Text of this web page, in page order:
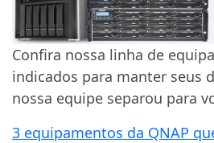
Confira nossa linha de
indicados para manter seus
nossa equipe separou para
3 equipamentos da QNAP